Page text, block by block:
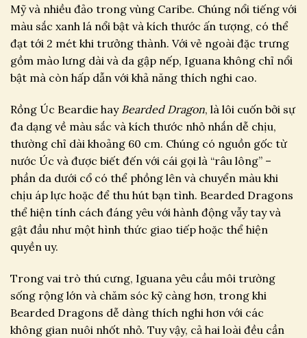
Mỹ và nhiều đảo trong vùng Caribe. Chúng nổi tiếng với
màu sắc xanh lá nổi bật và kích thước ấn tượng, có thể
đạt tới 2 mét khi trưởng thành. Với vẻ ngoài đặc trưng
gồm mào lưng dài và da gập nếp, Iguana không chỉ nổi
bật mà còn hấp dẫn với khả năng thích nghi cao.
Rồng Úc Beardie hay Bearded Dragon, là lôi cuốn bởi sự
đa dạng về màu sắc và kích thước nhỏ nhắn dễ chịu,
thường chỉ dài khoảng 60 cm. Chúng có nguồn gốc từ
nước Úc và được biết đến với cái gọi là “râu lông” –
phần da dưới cổ có thể phồng lên và chuyển màu khi
chịu áp lực hoặc để thu hút bạn tình. Bearded Dragons
thể hiện tính cách đáng yêu với hành động vẫy tay và
gật đầu như một hình thức giao tiếp hoặc thể hiện
quyền uy.
Trong vai trò thú cưng, Iguana yêu cầu môi trường
sống rộng lớn và chăm sóc kỹ càng hơn, trong khi
Bearded Dragons dễ dàng thích nghi hơn với các
không gian nuôi nhốt nhỏ. Tuy vậy, cả hai loài đều cần